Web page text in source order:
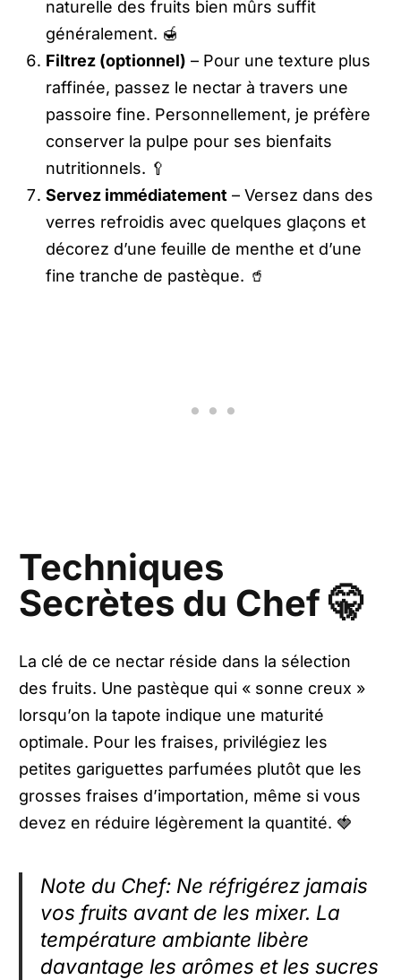
naturelle des fruits bien mûrs suffit
généralement. 🍯
Filtrez (optionnel) – Pour une texture plus
raffinée, passez le nectar à travers une
passoire fine. Personnellement, je préfère
conserver la pulpe pour ses bienfaits
nutritionnels. 🥄
Servez immédiatement– Versez dans des
verres refroidis avec quelques glaçons et
décorez d’une feuille de menthe et d’une
fine tranche de pastèque. 🥤
Techniques
Secrètes du Chef 🤫
La clé de ce nectar réside dans la sélection
des fruits. Une pastèque qui « sonne creux »
lorsqu’on la tapote indique une maturité
optimale. Pour les fraises, privilégiez les
petites gariguettes parfumées plutôt que les
grosses fraises d’importation, même si vous
devez en réduire légèrement la quantité. 🍓
Note du Chef: Ne réfrigérez jamais
vos fruits avant de les mixer. La
température ambiante libère
davantage les arômes et les sucres